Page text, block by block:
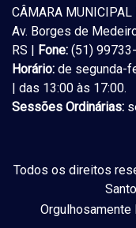
CÂMARA MUNICIPAL
Av. Borges de
RS | Fone: (51)
Horário: de segunda-
| das 13:00 às 17:00.
Sessões Ordinárias:
Todos os direitos